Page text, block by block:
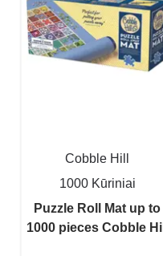
Cobble Hill
1000 Kūriniai
Puzzle Roll Mat up to
1000 pieces Cobble Hill